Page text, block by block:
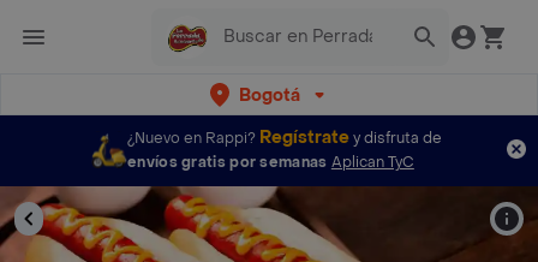
Bogotá
¿Nuevo en Rappi? Regístratey disfruta de
envíos gratis por semanas Aplican TyC